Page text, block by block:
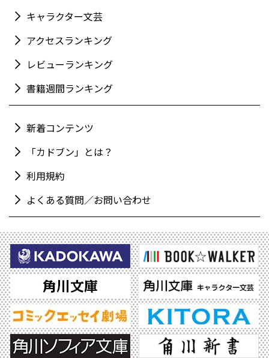
キャラクター文芸
アクセスランキング
レビューランキング
書籍週間ランキング
新着コンテンツ
「カドブン」とは？
利用規約
よくある質問／お問い合わせ